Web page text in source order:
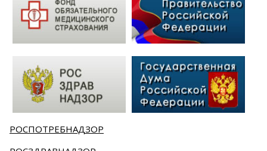
РОСПОТРЕБНАДЗОР